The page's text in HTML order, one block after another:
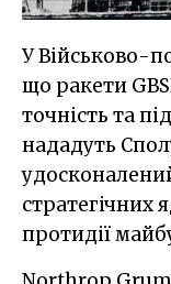
У Військово-
що ракети
точність та
нададуть
стратегічних
протидії